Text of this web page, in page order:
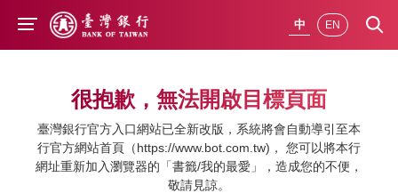
前往主要內容
中 EN
很抱歉，無法開啟目標頁面
臺灣銀行官方入口網站已全新改版，系統將會自動導引至本
行官方網站首頁（https://www.bot.com.tw)， 您可以將本行
網址重新加入瀏覽器的「書籤/我的最愛」，造成您的不便，
敬請見諒。